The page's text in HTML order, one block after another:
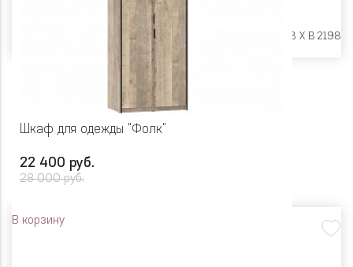
Ш 902 X Г 578 X В 2198
Шкаф для одежды "Фолк"
22 400 руб.
28 000 руб.
В корзину